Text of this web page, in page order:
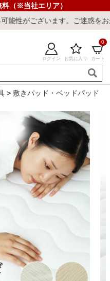
（※当社エリア）
す。ご迷惑をおかけしまして
ログイン お気に入り カート
0
規会員登録
覧履歴
敷きパッド・ベッドパッド